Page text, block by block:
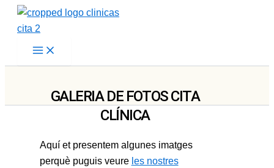
Vés
GALERIA DE FOTOS CITA
CLÍNICA
Aquí et presentem algunes imatges
perquè puguis veure les nostres